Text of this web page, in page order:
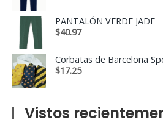
PANTALÓN VERDE JADE
$40.97
Corbatas de Barcelona
$17.25
Vistos